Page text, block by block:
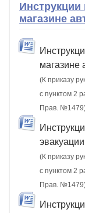
Инструкции
магазине
магазине
(К приказу
с пунктом 2
Прав.
(К приказу
с пунктом 2
Прав.